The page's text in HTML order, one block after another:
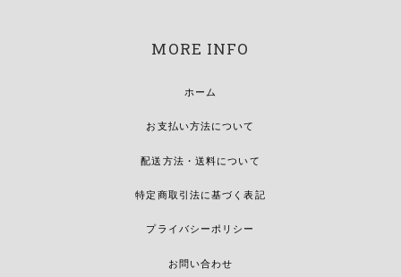
MORE INFO
ホーム
お支払い方法について
配送方法・送料について
特定商取引法に基づく表記
プライバシーポリシー
お問い合わせ